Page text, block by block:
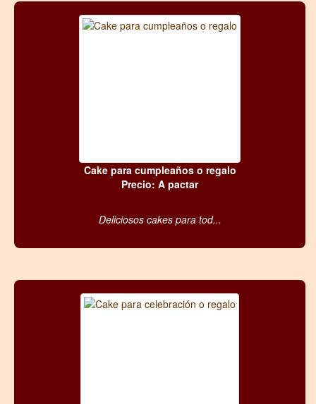
Cake para cumpleaños o regalo
Precio: A pactar
Deliciosos cakes para tod...